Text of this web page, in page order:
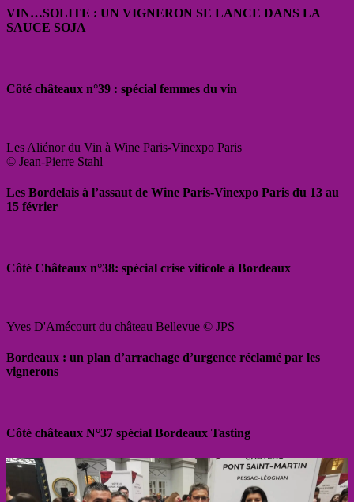
VIN…SOLITE : UN VIGNERON SE LANCE DANS LA
SAUCE SOJA
Côté châteaux n°39 : spécial femmes du vin
Les Aliénor du Vin à Wine Paris-Vinexpo Paris
© Jean-Pierre Stahl
Les Bordelais à l’assaut de Wine Paris-Vinexpo Paris du 13 au
15 février
Côté Châteaux n°38: spécial crise viticole à Bordeaux
Yves D'Amécourt du château Bellevue © JPS
Bordeaux : un plan d’arrachage d’urgence réclamé par les
vignerons
Côté châteaux N°37 spécial Bordeaux Tasting